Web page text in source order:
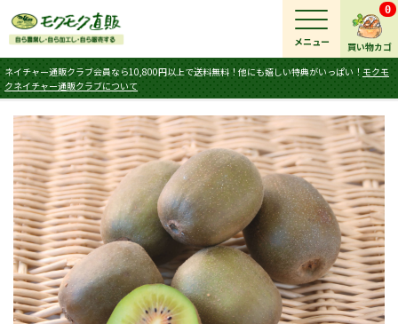
買い物カゴ
0
ネイチャー通販クラブ会員なら10,800円以上で送料無料！他にも嬉しい特典がいっぱい！ モクモ
クネイチャー通販クラブについて
メニュー